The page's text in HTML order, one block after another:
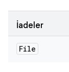
İadeler
File